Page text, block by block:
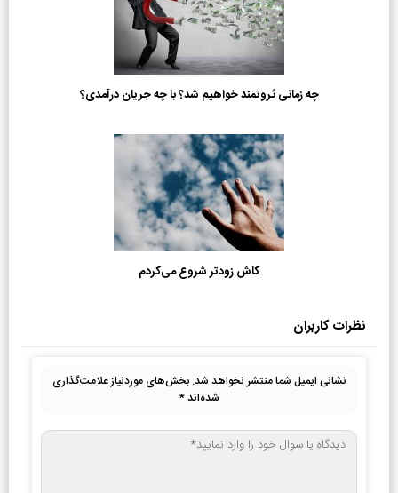
چه زمانی ثروتمند خواهیم شد؟ با چه جریان درآمدی؟
کاش زودتر شروع می‌کردم
نظرات کاربران
نشانی ایمیل شما منتشر نخواهد شد. بخش‌های موردنیاز علامت‌گذاری
شده‌اند*